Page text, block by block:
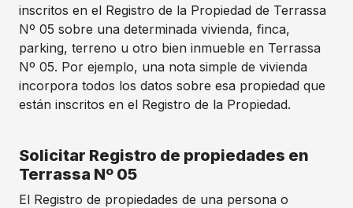
inscritos en el Registro de la Propiedad de Terrassa
Nº 05 sobre una determinada vivienda, finca,
parking, terreno u otro bien inmueble en Terrassa
Nº 05. Por ejemplo, una nota simple de vivienda
incorpora todos los datos sobre esa propiedad que
están inscritos en el Registro de la Propiedad.
Solicitar Registro de propiedades en
Terrassa Nº 05
El Registro de propiedades de una persona o